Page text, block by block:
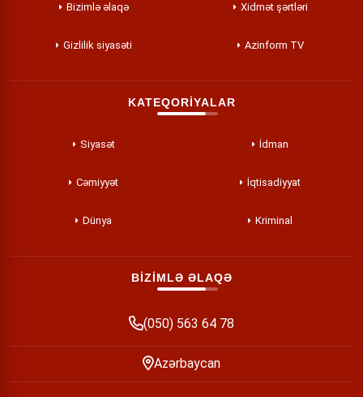
Bizimlə əlaqə Xidmət şərtləri
Gizlilik siyasəti Azinform TV
KATEQORİYALAR
Siyasət İdman
Cəmiyyət İqtisadiyyat
Dünya Kriminal
BİZİMLƏ ƏLAQƏ
(050) 563 64 78
Azərbaycan